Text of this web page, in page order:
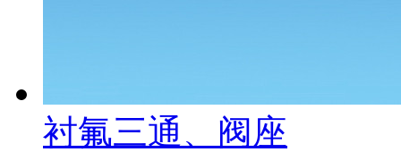
衬氟三通、阀座